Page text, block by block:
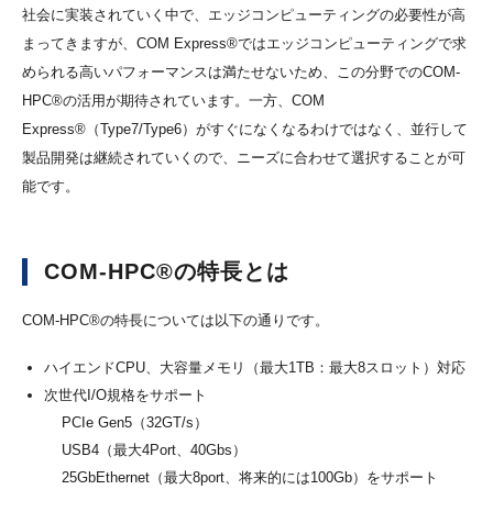
社会に実装されていく中で、エッジコンピューティングの必要性が高
まってきますが、COM Express®ではエッジコンピューティングで求
められる高いパフォーマンスは満たせないため、この分野でのCOM-
HPC®の活用が期待されています。一方、COM
Express®（Type7/Type6）がすぐになくなるわけではなく、並行して
製品開発は継続されていくので、ニーズに合わせて選択することが可
能です。
COM-HPC®の特長とは
COM-HPC®の特長については以下の通りです。
ハイエンドCPU、大容量メモリ（最大1TB：最大8スロット）対応
次世代I/O規格をサポート
PCIe Gen5（32GT/s）
USB4（最大4Port、40Gbs）
25GbEthernet（最大8port、将来的には100Gb）をサポート